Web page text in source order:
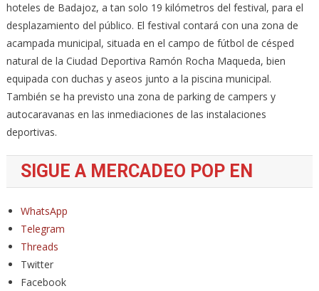
hoteles de Badajoz, a tan solo 19 kilómetros del festival, para el
desplazamiento del público. El festival contará con una zona de
acampada municipal, situada en el campo de fútbol de césped
natural de la Ciudad Deportiva Ramón Rocha Maqueda, bien
equipada con duchas y aseos junto a la piscina municipal.
También se ha previsto una zona de parking de campers y
autocaravanas en las inmediaciones de las instalaciones
deportivas.
SIGUE A MERCADEO POP EN
WhatsApp
Telegram
Threads
Twitter
Facebook